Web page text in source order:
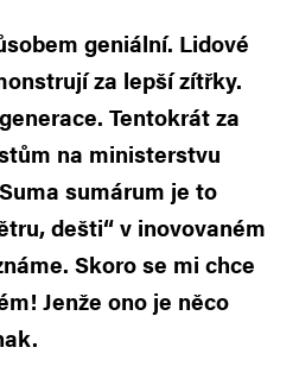
geniální. Lidové
za lepší zítřky.
Tentokrát za
na ministerstvu
sumárum je to
dešti“ v inovovaném
Skoro se mi chce
Jenže ono je něco